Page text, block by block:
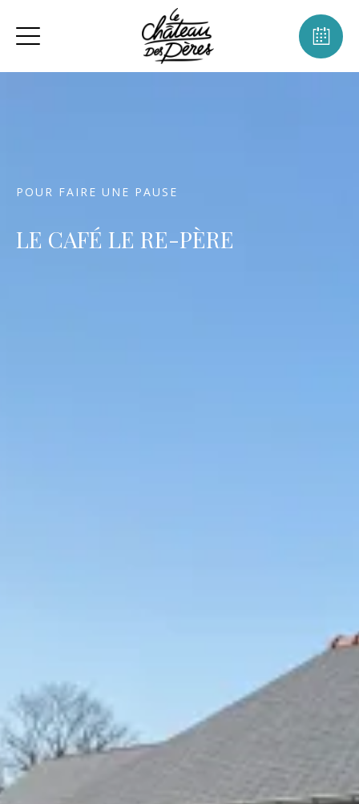
POUR FAIRE UNE PAUSE
LE CAFÉ LE RE-PÈRE